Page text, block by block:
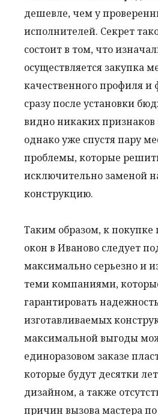
дешевле, чем у
исполнителей. Секрет
состоит в том, что
осуществляется закупка
качественного профиля и
сразу после установки
видно никаких
однако уже спустя пару
проблемы, которые
исключительно заменой
конструкцию.
Таким образом, к покупке
окон в Иваново следует
максимально серьезно и
теми компаниями,
гарантировать
изготавливаемых
максимальной выгоды
единоразовом заказе
которые будут десятки
дизайном, а также
причин вызова мастера